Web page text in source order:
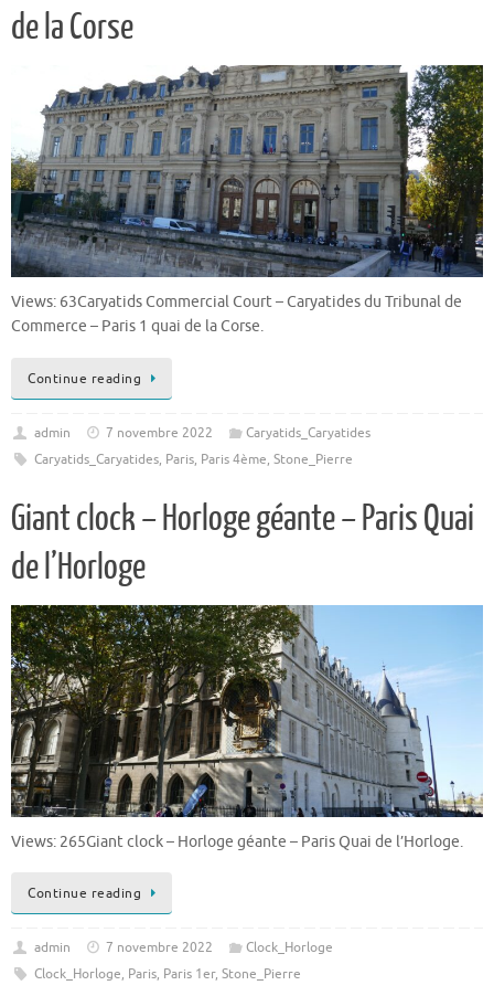
de la Corse
Views: 63Caryatids Commercial Court – Caryatides du Tribunal de
Commerce – Paris 1 quai de la Corse.
Continue reading
admin 7 novembre 2022
Caryatids_Caryatides
Caryatids_Caryatides, Paris, Paris 4ème, Stone_Pierre
Giant clock – Horloge géante – Paris Quai
de l’Horloge
Views: 265Giant clock – Horloge géante – Paris Quai de l’Horloge.
Continue reading
admin 7 novembre 2022
Clock_Horloge
Clock_Horloge, Paris, Paris 1er, Stone_Pierre